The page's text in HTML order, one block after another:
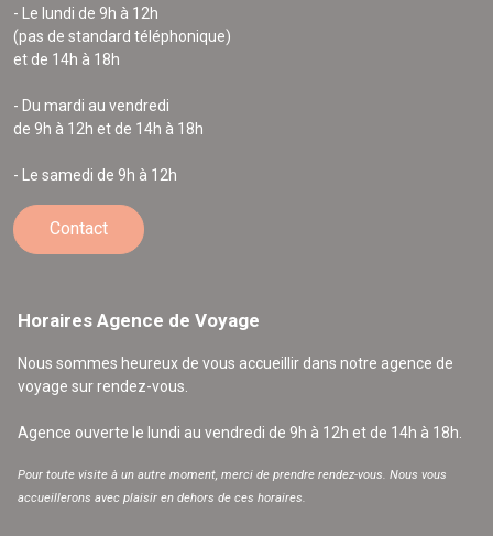
- Le lundi de 9h à 12h
(pas de standard téléphonique)
et de 14h à 18h
- Du mardi au vendredi
de 9h à 12h et de 14h à 18h
- Le samedi de 9h à 12h
Contact
Horaires Agence de Voyage
Nous sommes heureux de vous accueillir dans notre agence de
voyage sur rendez-vous.
Agence ouverte le lundi au vendredi de 9h à 12h et de 14h à 18h.
Pour toute visite à un autre moment, merci de prendre rendez-vous. Nous vous
accueillerons avec plaisir en dehors de ces horaires.